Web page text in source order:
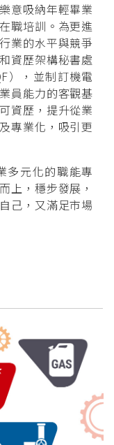
意吸納年輕畢業
職培訓。為更進
業的水平與競爭
資歷架構秘書處
），並制訂機電
員能力的客觀基
資歷，提升從業
專業化，吸引更
多元化的職能專
上，穩步發展，
己，又滿足市場